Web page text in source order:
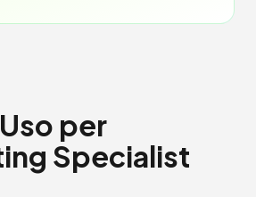
per
Specialist